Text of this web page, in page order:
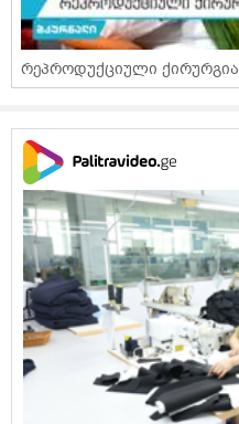
რეპროდუქციული ქირურგია